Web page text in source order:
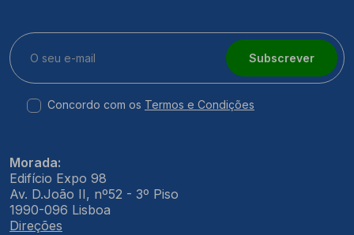
Subscrever
Concordo com os Termos e Condições
Morada:
Edifício Expo 98
Av. D.João II, nº52 - 3º Piso
1990-096 Lisboa
Direções